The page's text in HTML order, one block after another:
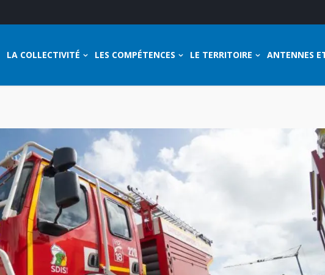
LA COLLECTIVITÉ LES COMPÉTENCES LE TERRITOIRE ANTENNES